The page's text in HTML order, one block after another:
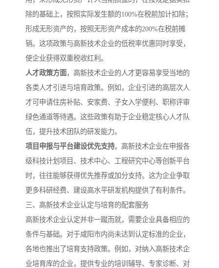
除的基础上，按照实际发生额的100%在税前加计扣除；
形成无形资产的，按照无形资产成本的200%在税前摊
销。这项政策与高新技术企业的低税率优惠同时享受，
使企业获得双重税收红利。
人才政策方面，高新技术企业的人才更容易享受当地的
各类人才引进与培育政策。例如，企业引进的高层次人
才可申请住房补贴、安家费、子女入学便利、职称评审
绿色通道等待遇。这些政策有助于企业稳定核心人才队
伍，提升技术团队的研发能力。
项目申报与平台建设优先支持。高新技术企业在申报各
级科技计划项目、技术中心、工程研究中心等创新平台
时，往往能够获得优先推荐或加分支持。这为企业争取
更多科研经费、建设高水平研发机构提供了有利条件。
三、高新技术企业认定与培育的配套服务
高新技术企业认定并非一蹴而就，需要企业具备相应的
条件与基础。对于咸阳市内尚未达到认定标准的企业，
各地也推出了培育支持政策。例如，对纳入高新技术企
业培育库的企业，提供专业的培训辅导、专家诊断、对